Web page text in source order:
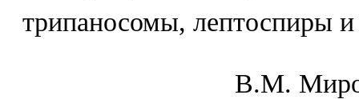
трипаносомы, лептоспиры и
В.М.